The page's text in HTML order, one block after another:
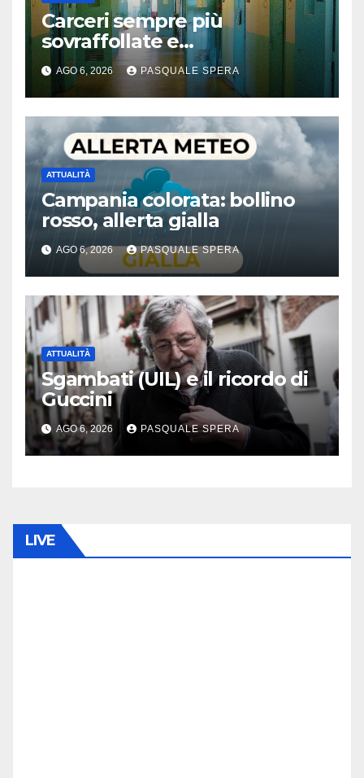
Carceri sempre più
sovraffollate e
problematiche
AGO 6, 2026 PASQUALE SPERA
ATTUALITÀ
Campania colorata: bollino
rosso, allerta gialla
AGO 6, 2026 PASQUALE SPERA
ATTUALITÀ
Sgambati (UIL) e il ricordo di
Guccini
AGO 6, 2026 PASQUALE SPERA
LIVE